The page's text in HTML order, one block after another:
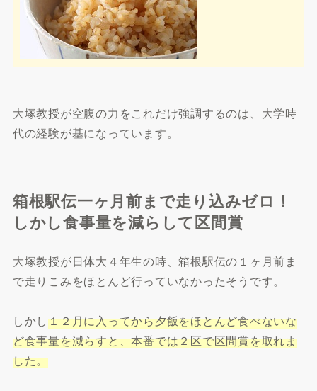
大塚教授が空腹の力をこれだけ強調するのは、大学時
代の経験が基になっています。
箱根駅伝一ヶ月前まで走り込みゼロ！
しかし食事量を減らして区間賞
大塚教授が日体大４年生の時、箱根駅伝の１ヶ月前ま
で走りこみをほとんど行っていなかったそうです。
しかし１２月に入ってから夕飯をほとんど食べないな
ど食事量を減らすと、本番では２区で区間賞を取れま
した。